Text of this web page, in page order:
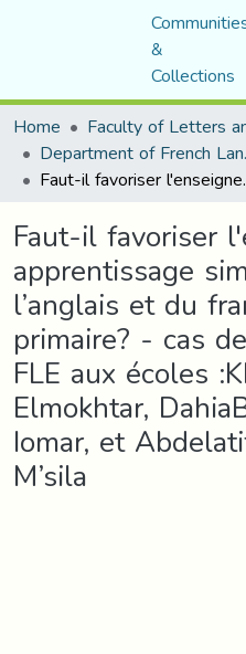
&
Collections
Home
Faut-il favoriser l'enseignement-apprentissage simultané
Faut-il favoriser
apprentissage
l’anglais et du
primaire? - cas
FLE aux écoles
Elmokhtar,
Iomar, et
M’sila